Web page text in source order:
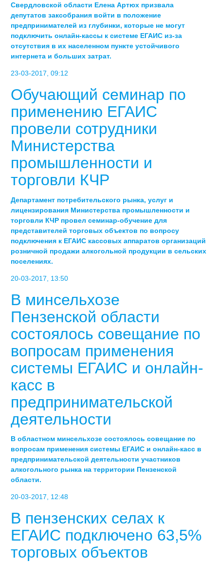
Свердловской области Елена Артюх призвала
депутатов заксобрания войти в положение
предпринимателей из глубинки, которые не могут
подключить онлайн-кассы к системе ЕГАИС из-за
отсутствия в их населенном пункте устойчивого
интернета и больших затрат.
23-03-2017, 09:12
Обучающий семинар по
применению ЕГАИС
провели сотрудники
Министерства
промышленности и
торговли КЧР
Департамент потребительского рынка, услуг и
лицензирования Министерства промышленности и
торговли КЧР провел семинар-обучение для
представителей торговых объектов по вопросу
подключения к ЕГАИС кассовых аппаратов организаций
розничной продажи алкогольной продукции в сельских
поселениях.
20-03-2017, 13:50
В минсельхозе
Пензенской области
состоялось совещание по
вопросам применения
системы ЕГАИС и онлайн-
касс в
предпринимательской
деятельности
В областном минсельхозе состоялось совещание по
вопросам применения системы ЕГАИС и онлайн-касс в
предпринимательской деятельности участников
алкогольного рынка на территории Пензенской
области.
20-03-2017, 12:48
В пензенских селах к
ЕГАИС подключено 63,5%
торговых объектов